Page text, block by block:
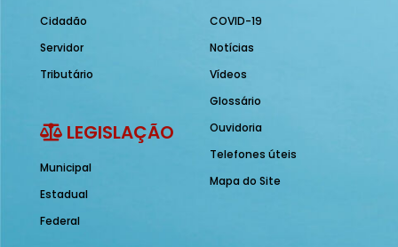
Cidadão
Servidor
Tributário
LEGISLAÇÃO
Municipal
Estadual
Federal
COVID-19
Notícias
Vídeos
Glossário
Ouvidoria
Telefones úteis
Mapa do Site